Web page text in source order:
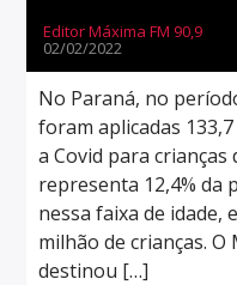
Editor Máxima FM 90,9
02/02/2022
No Paraná, no
foram aplicadas
a Covid para crianças
representa 12,4% da
nessa faixa de idade,
milhão de crianças.
destinou […]